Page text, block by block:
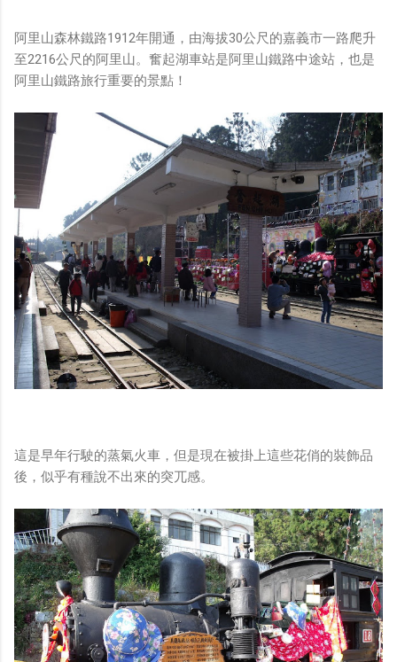
阿里山森林鐵路1912年開通，由海拔30公尺的嘉義市一路爬升
至2216公尺的阿里山。奮起湖車站是阿里山鐵路中途站，也是
阿里山鐵路旅行重要的景點！
這是早年行駛的蒸氣火車，但是現在被掛上這些花俏的裝飾品
後，似乎有種說不出來的突兀感。